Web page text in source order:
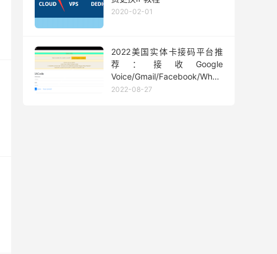
2020-02-01
2022美国实体卡接码平台推
荐：接收Google
Voice/Gmail/Facebook/Whatsapp
等短信验证码
2022-08-27